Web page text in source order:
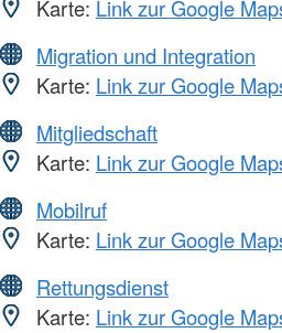
Karte: Link zur Google
Migration und Integration
Karte: Link zur Google
Mitgliedschaft
Karte: Link zur Google
Mobilruf
Karte: Link zur Google
Rettungsdienst
Karte: Link zur Google